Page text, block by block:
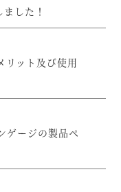
した！
リット及び使用
ージの製品ペ